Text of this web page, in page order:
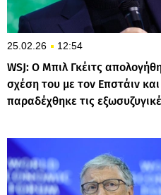
25.02.26 12:54
WSJ: Ο Μπιλ Γκέιτς
σχέση του με τον Επστάιν και
παραδέχθηκε τις